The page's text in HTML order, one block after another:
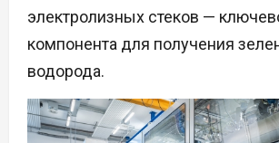
электролизных стеков —
компонента для получения
водорода.